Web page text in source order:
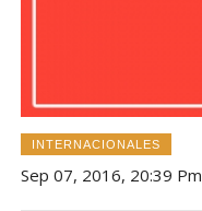
INTERNACIONALES
Sep 07, 2016, 20:39 Pm